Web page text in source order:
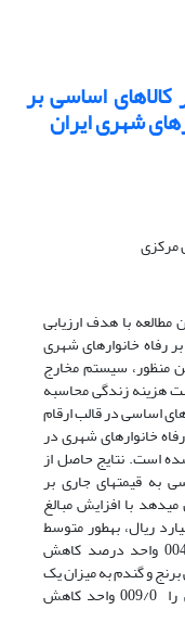
کالاهای اساسی بر
شهری ایران
مرکزی
مطالعه با هدف ارزیابی
رفاه خانوارهای شهری
منظور، سیستم مخارج
هزینه زندگی محاسبه
اساسی در قالب ارقام
خانوارهای شهری در
است. نتایج حاصل از
به قیمت‏های جاری بر
با افزایش مبالغ
ریال، به‏طور متوسط
شاخص درست هزینه زندگی به میزان 004/0 واحد درصد کاهش
برنج و گندم به میزان یک
میلیارد ریال، شاخص درست هزینه زندگی را 009/0 واحد کاهش